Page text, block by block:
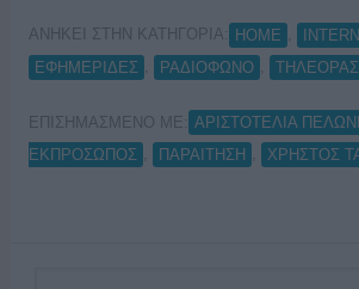
ΑΝΗΚΕΙ ΣΤΗΝ ΚΑΤΗΓΟΡΙΑ: HOME
ΕΦΗΜΕΡΙΔΕΣ
ΡΑΔΙΟΦΩΝΟ
ΕΠΙΣΗΜΑΣΜΕΝΟ ΜΕ: ΑΡΙΣΤΟΤΕΛΙΑ
ΕΚΠΡΟΣΩΠΟΣ
ΠΑΡΑΙΤΗΣΗ ΧΡΗΣΤΟΣ